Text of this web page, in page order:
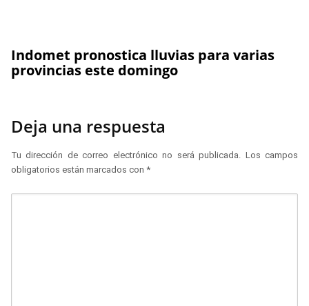
Indomet pronostica lluvias para varias
provincias este domingo
Deja una respuesta
Tu dirección de correo electrónico no será publicada.
Los campos
obligatorios están marcados con *